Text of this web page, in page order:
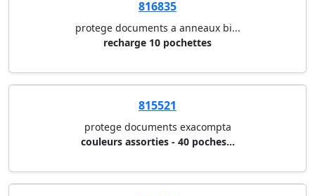
816835
protege documents a anneaux bi...
recharge 10 pochettes
815521
protege documents exacompta
couleurs assorties - 40 poches...